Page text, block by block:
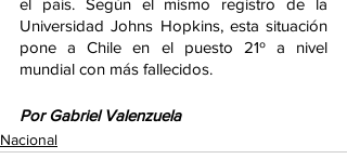
el país. Según el mismo registro de la
Universidad Johns Hopkins, esta situación
pone a Chile en el puesto 21º a nivel
mundial con más fallecidos.
Por Gabriel Valenzuela
Nacional